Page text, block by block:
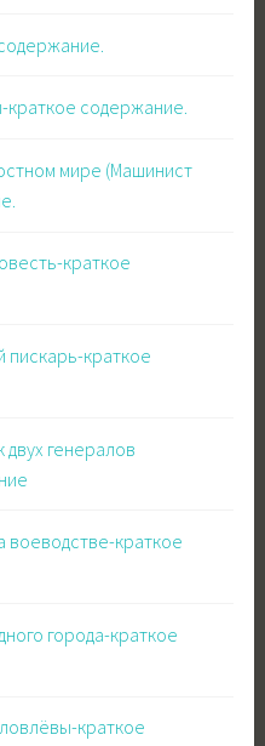
содержание.
мире (Машинист
краткое
краткое
генералов
воеводстве-краткое
города-краткое
краткое